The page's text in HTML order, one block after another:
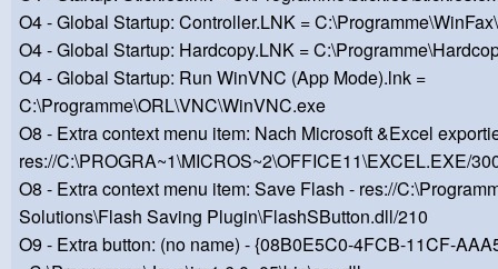
O4 - Global Startup: Controller.LNK =
O4 - Global Startup: Hardcopy.LNK =
O4 - Global Startup: Run WinVNC (App Mode).lnk =
C:\Programme\ORL\VNC\WinVNC.exe
O8 - Extra context menu item: Nach Microsoft &Excel
res://C:\PROGRA~1\MICROS~2\OFFICE11\EXCEL.EXE/
O8 - Extra context menu item: Save Flash - res://
Solutions\Flash Saving Plugin\FlashSButton.dll/210
O9 - Extra button: (no name) - {08B0E5C0-4FCB-11CF-